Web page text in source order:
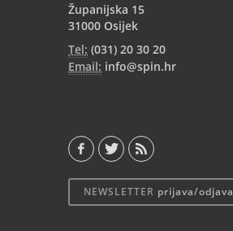
Županijska 15
31000 Osijek
Tel: (031) 20 30 20
Email: info@spin.hr
NEWSLETTER prijava/odjava